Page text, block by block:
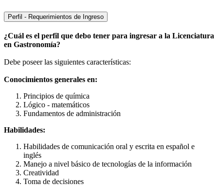
Perfil - Requerimientos de Ingreso
¿Cuál es el perfil que debo tener para ingresar a la Licenciatura
en Gastronomía?
Debe poseer las siguientes características:
Conocimientos generales en:
Principios de química
Lógico - matemáticos
Fundamentos de administración
Habilidades:
Habilidades de comunicación oral y escrita en español e
inglés
Manejo a nivel básico de tecnologías de la información
Creatividad
Toma de decisiones